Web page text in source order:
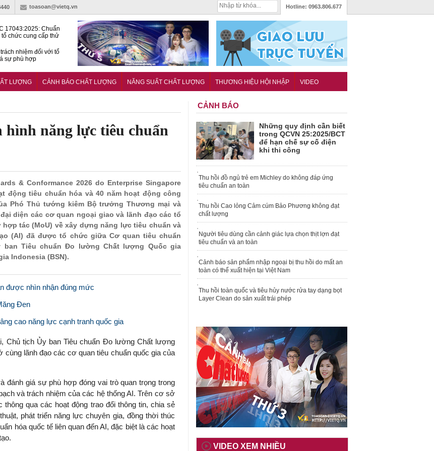
toasoan@vietq.vn Hotline: 0963.806.677
17043:2025: Chuẩn
chức cung cấp thử
nhiệm đối với tổ
sự phù hợp
hướng tổng thể, dài
LƯỢNG CẢNH BÁO CHẤT LƯỢNG NĂNG SUẤT CHẤT LƯỢNG THƯƠNG HIỆU HỘI NHẬP VIDEO
năng lực tiêu chuẩn
& Conformance 2026 do Enterprise Singapore
động tiêu chuẩn hóa và 40 năm hoạt động công
Phó Thủ tướng kiêm Bộ trưởng Thương mại và
diện các cơ quan ngoại giao và lãnh đạo các tổ
tác (MoU) về xây dựng năng lực tiêu chuẩn và
(AI) đã được tổ chức giữa Cơ quan tiêu chuẩn
ban Tiêu chuẩn Đo lường Chất lượng Quốc gia
Indonesia (BSN).
được nhìn nhận đúng mức
Đen
cao năng lực cạnh tranh quốc gia
Chủ tịch Ủy ban Tiêu chuẩn Đo lường Chất lượng
lãnh đạo các cơ quan tiêu chuẩn quốc gia của
đánh giá sự phù hợp đóng vai trò quan trọng trong
và trách nhiệm của các hệ thống AI. Trên cơ sở
qua các hoạt động trao đổi thông tin, chia sẻ
phát triển năng lực chuyên gia, đồng thời thúc
hóa quốc tế liên quan đến AI, đặc biệt là các hoạt
CẢNH BÁO
Những quy định cần biết
trong QCVN 25:2025/BCT
để hạn chế sự cố điện
khi thi công
Thu hồi đồ ngủ trẻ em Michley do không đáp ứng
tiêu chuẩn an toàn
Thu hồi Cao lỏng Cảm cúm Bảo Phương không đạt
chất lượng
Người tiêu dùng cần cảnh giác lựa chọn thịt lợn đạt
tiêu chuẩn và an toàn
Cảnh báo sản phẩm nhập ngoại bị thu hồi do mất an
toàn có thể xuất hiện tại Việt Nam
Thu hồi toàn quốc và tiêu hủy nước rửa tay dạng bọt
Layer Clean do sản xuất trái phép
VIDEO XEM NHIỀU